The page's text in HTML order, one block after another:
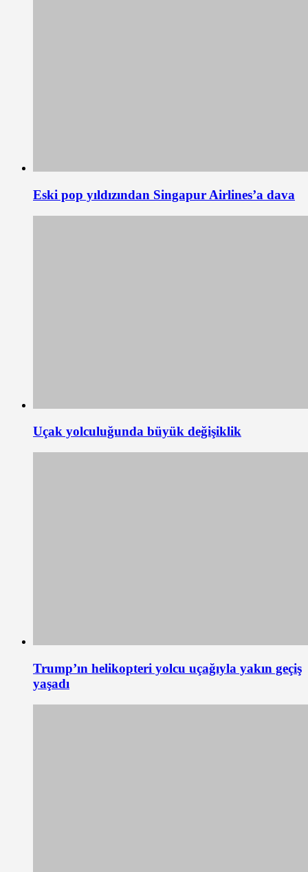
Eski pop yıldızından Singapur Airlines’a dava
Uçak yolculuğunda büyük değişiklik
Trump’ın helikopteri yolcu uçağıyla yakın geçiş
yaşadı